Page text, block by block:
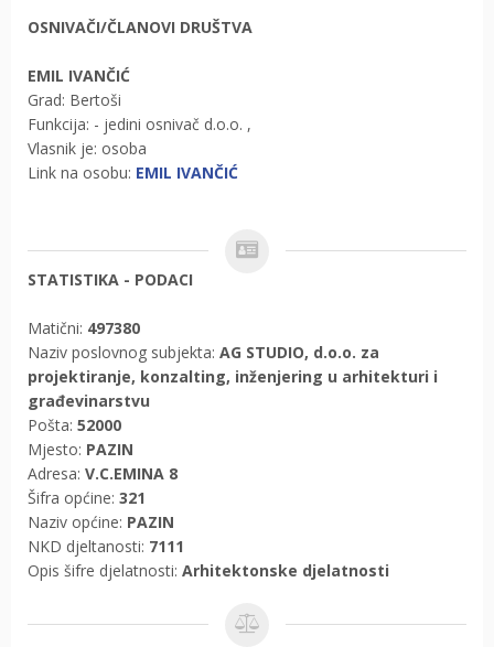
OSNIVAČI/ČLANOVI DRUŠTVA
EMIL IVANČIĆ
Grad: Bertoši
Funkcija: - jedini osnivač d.o.o. ,
Vlasnik je: osoba
Link na osobu: EMIL IVANČIĆ
STATISTIKA - PODACI
Matični: 497380
Naziv poslovnog subjekta: AG STUDIO, d.o.o. za
projektiranje, konzalting, inženjering u arhitekturi i
građevinarstvu
Pošta: 52000
Mjesto: PAZIN
Adresa: V.C.EMINA 8
Šifra općine: 321
Naziv općine: PAZIN
NKD djeltanosti: 7111
Opis šifre djelatnosti: Arhitektonske djelatnosti